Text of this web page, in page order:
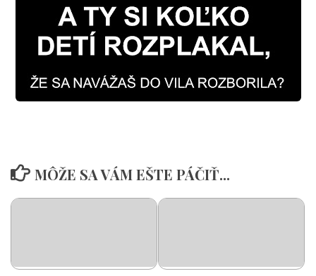
MÔŽE SA VÁM EŠTE PÁČIŤ...